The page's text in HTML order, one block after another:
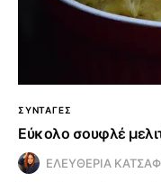
ΣΥΝΤΑΓΕΣ
Εύκολο σουφλέ
ΕΛΕΥΘΕΡΙΑ